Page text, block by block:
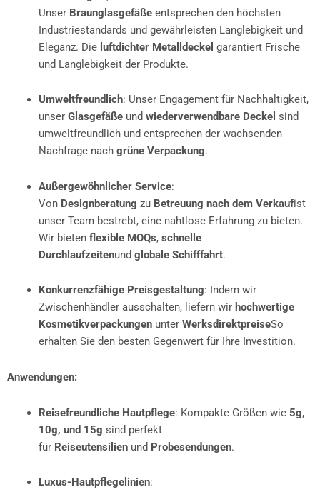
Unser Braunglasgefäßeentsprechen den höchsten
Industriestandards und gewährleisten Langlebigkeit und
Eleganz. Die luftdichter Metalldeckel garantiert Frische
und Langlebigkeit der Produkte.
Umweltfreundlich: Unser Engagement für Nachhaltigkeit,
unser Glasgefäßeund wiederverwendbare Deckel sind
umweltfreundlich und entsprechen der wachsenden
Nachfrage nach grüne Verpackung.
Außergewöhnlicher Service:
Von Designberatung zu Betreuung nach dem Verkaufist
unser Team bestrebt, eine nahtlose Erfahrung zu bieten.
Wir bieten flexible MOQs, schnelle
Durchlaufzeitenund globale Schifffahrt.
Konkurrenzfähige Preisgestaltung: Indem wir
Zwischenhändler ausschalten, liefern wir hochwertige
Kosmetikverpackungenunter WerksdirektpreiseSo
erhalten Sie den besten Gegenwert für Ihre Investition.
Anwendungen:
Reisefreundliche Hautpflege: Kompakte Größen wie 5g,
10g, und 15g sind perfekt
für Reiseutensilienund Probesendungen.
Luxus-Hautpflegelinien: